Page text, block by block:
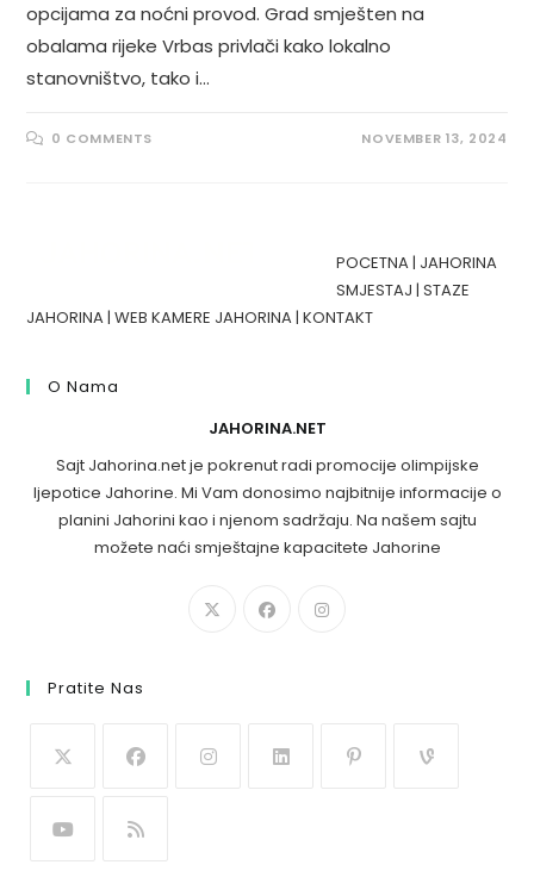
opcijama za noćni provod. Grad smješten na
obalama rijeke Vrbas privlači kako lokalno
stanovništvo, tako i…
0 COMMENTS NOVEMBER 13, 2024
POCETNA | JAHORINA
SMJESTAJ |STAZE
JAHORINA |WEB KAMERE JAHORINA |KONTAKT
O Nama
JAHORINA.NET
Sajt Jahorina.net je pokrenut radi promocije olimpijske
ljepotice Jahorine. Mi Vam donosimo najbitnije informacije o
planini Jahorini kao i njenom sadržaju. Na našem sajtu
možete naći smještajne kapacitete Jahorine
Pratite Nas